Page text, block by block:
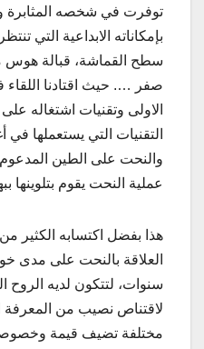
توفرت في شخصه المثابرة
بإمكاناته الابداعية التي
سطح القماشة، قبالة هوس
صفر …. حيث اقتادنا
الاولى وتقنيات اشتغاله
التقنيات التي يستعملها
والنحت على الطين المدعوم
عملية النحت يقوم بتلوينها
هذا بفضل اكتسابه الكثير
سنوات، لتتكون لديه الروح
لاقتناص نصيب من المعرفة
مختلفة تضيف قيمة